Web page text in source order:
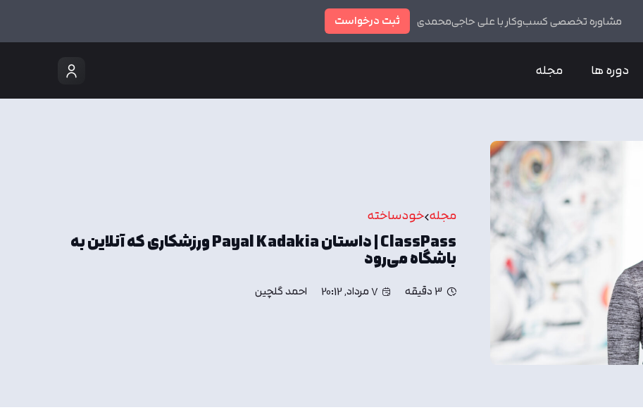
مشاوره تخصصی کسب‌وکار با علی حاجی‌محمدی ثبت درخواست
دوره ها مجله
مجله خودساخته
ClassPass | داستان Payal Kadakia ورزشکاری که آنلاین به
باشگاه می‌رود
3 دقیقه 7 مرداد, 20:12 احمد گلچین